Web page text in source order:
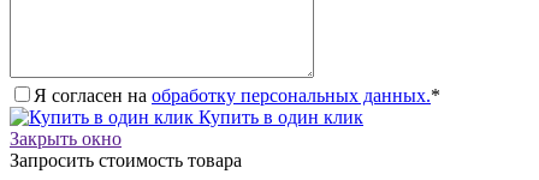
Я согласен на обработку персональных данных.*
Купить в один клик
Закрыть окно
Запросить стоимость товара